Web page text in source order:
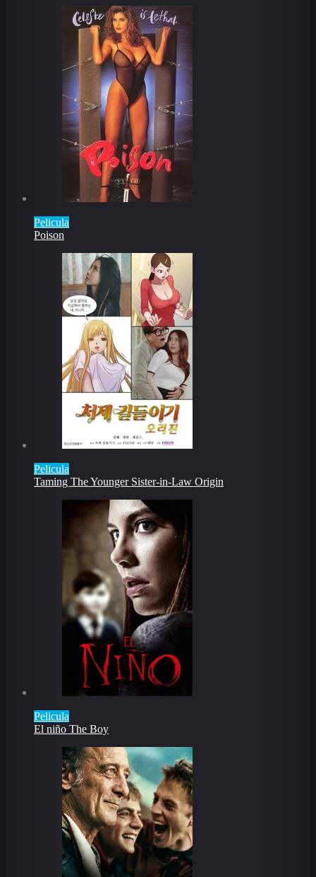
Pelicula
Poison
Pelicula
Taming The Younger Sister-in-Law Origin
Pelicula
El niño The Boy